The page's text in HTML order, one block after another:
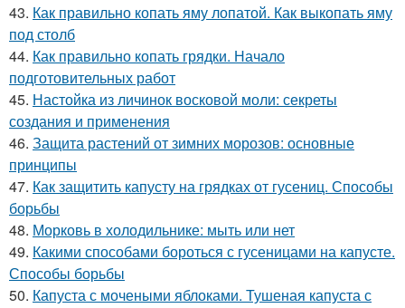
43. Как правильно копать яму лопатой. Как выкопать яму
под столб
44. Как правильно копать грядки. Начало
подготовительных работ
45. Настойка из личинок восковой моли: секреты
создания и применения
46. Защита растений от зимних морозов: основные
принципы
47. Как защитить капусту на грядках от гусениц. Способы
борьбы
48. Морковь в холодильнике: мыть или нет
49. Какими способами бороться с гусеницами на капусте.
Способы борьбы
50. Капуста с мочеными яблоками. Тушеная капуста с